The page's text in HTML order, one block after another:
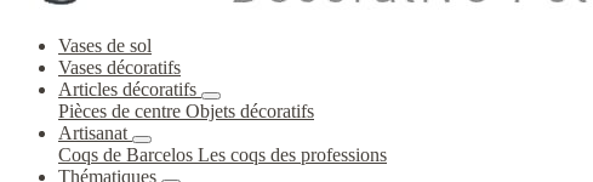
Vases de sol
Vases décoratifs
Articles décoratifs
Pièces de centre Objets décoratifs
Artisanat
Coqs de Barcelos Les coqs des professions
Thématiques